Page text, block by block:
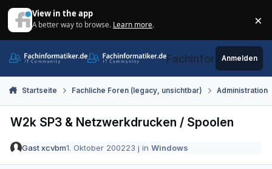
View in the app
A better way to browse. Learn more. ×
Fachinformatiker.de
Anmelden
Startseite Fachliche Foren (legacy, unsichtbar) Administration
W2k SP3 & Netzwerkdrucken / Spoolen
Gast xcvbm1. Oktober 200223 j inWindows